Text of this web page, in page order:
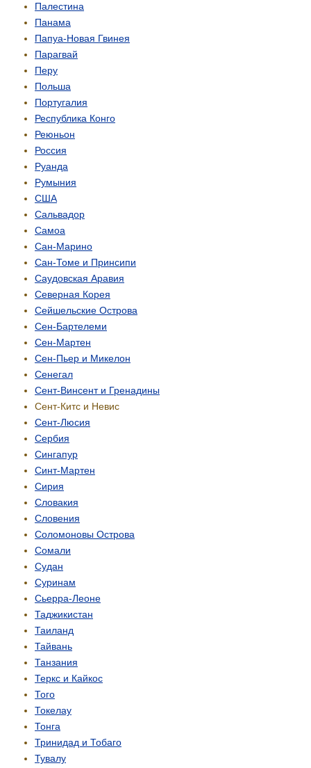
Палестина
Панама
Папуа-Новая Гвинея
Парагвай
Перу
Польша
Португалия
Республика Конго
Реюньон
Россия
Руанда
Румыния
США
Сальвадор
Самоа
Сан-Марино
Сан-Томе и Принсипи
Саудовская Аравия
Северная Корея
Сейшельские Острова
Сен-Бартелеми
Сен-Мартен
Сен-Пьер и Микелон
Сенегал
Сент-Винсент и Гренадины
Сент-Китс и Невис
Сент-Люсия
Сербия
Сингапур
Синт-Мартен
Сирия
Словакия
Словения
Соломоновы Острова
Сомали
Судан
Суринам
Сьерра-Леоне
Таджикистан
Таиланд
Тайвань
Танзания
Теркс и Кайкос
Того
Токелау
Тонга
Тринидад и Тобаго
Тувалу